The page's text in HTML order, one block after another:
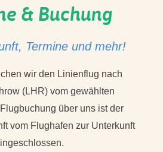
& Buchung
Termine und mehr!
wir den Linienflug nach
(LHR) vom gewählten
über uns ist der
vom Flughafen zur Unterkunft